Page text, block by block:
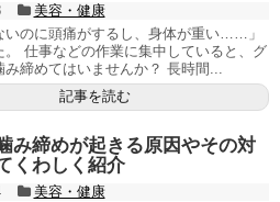
RSS美容・健康
いのに頭痛がするし、身体が重い……」
。 仕事などの作業に集中していると、グ
み締めてはいませんか？ 長時間...
記事を読む
み締めが起きる原因やその対
くわしく紹介
美容・健康